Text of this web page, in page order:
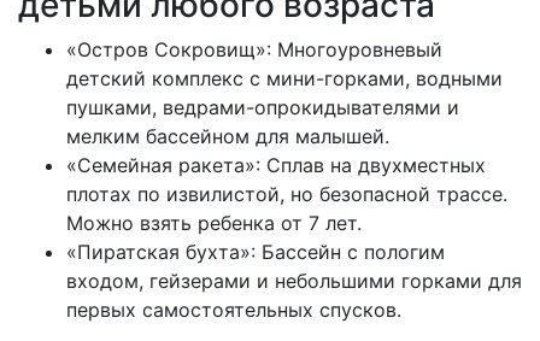
«Остров Сокровищ»: Многоуровневый
детский комплекс с мини-горками, водными
пушками, ведрами-опрокидывателями и
мелким бассейном для малышей.
«Семейная ракета»: Сплав на двухместных
плотах по извилистой, но безопасной трассе.
Можно взять ребенка от 7 лет.
«Пиратская бухта»: Бассейн с пологим
входом, гейзерами и небольшими горками для
первых самостоятельных спусков.